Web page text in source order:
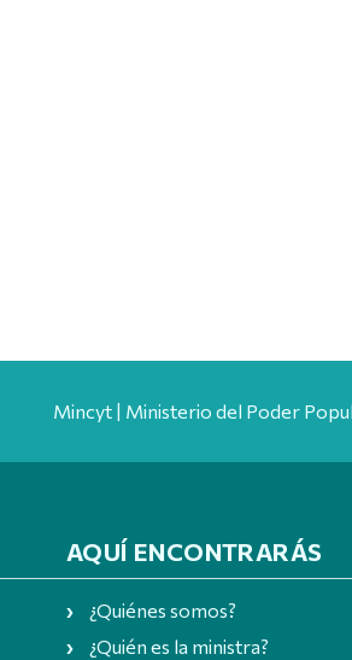
Mincyt | Ministerio del Poder
AQUÍ ENCONTRARÁS
¿Quiénes somos?
¿Quién es la ministra?